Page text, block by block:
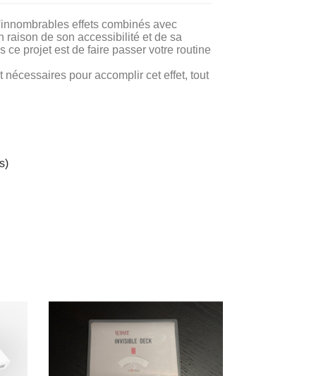
effets combinés avec
raison de son accessibilité et de sa
projet est de faire passer votre routine
pour accomplir cet effet, tout